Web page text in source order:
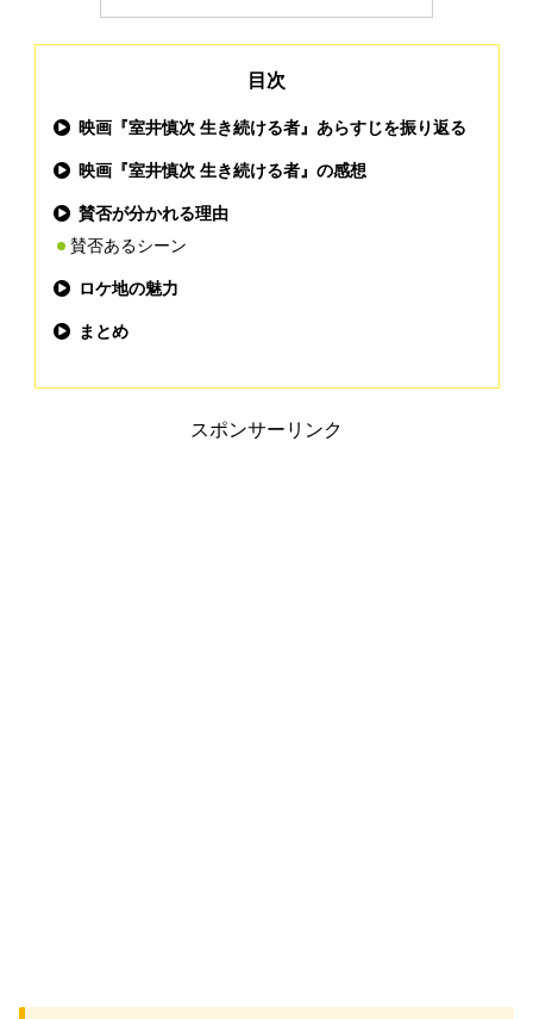
目次
映画『室井慎次 生き続ける者』あらすじを振り返る
映画『室井慎次 生き続ける者』の感想
賛否が分かれる理由
賛否あるシーン
ロケ地の魅力
まとめ
スポンサーリンク